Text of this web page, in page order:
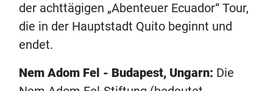
der achttägigen „Abenteuer Ecuador“ Tour,
die in der Hauptstadt Quito beginnt und
endet.
Nem Adom Fel - Budapest, Ungarn: Die